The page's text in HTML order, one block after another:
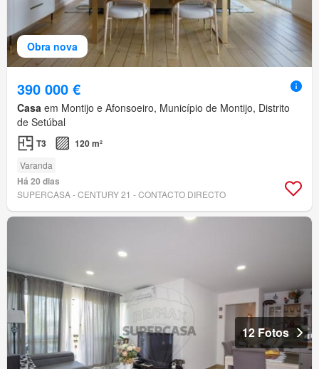
Obra nova
390 000 €
Casa em Montijo e Afonsoeiro, Município de Montijo, Distrito
de Setúbal
T3 120 m²
Varanda
Há 20 dias
SUPERCASA - CENTURY 21 - CONTACTO DIRECTO
12 Fotos